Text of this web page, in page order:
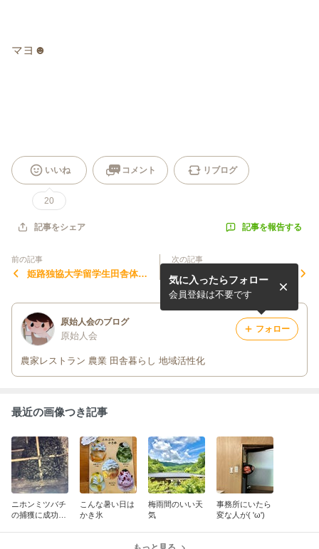
マヨ☻
いいね
20
コメント リブログ
記事をシェア 記事を報告する
前の記事
姫路独協大学留学生田舎体験
次の記事
原始人会のブログ
原始人会
農家レストラン 農業 田舎暮らし 地域活性化
気に入ったらフォロー
会員登録は不要です
フォロー
最近の画像つき記事
ニホンミツバチ
の捕獲に成功
こんな暑い日は
かき氷
梅雨間のいい天
気
事務所にいたら
変な人が( 'ω')